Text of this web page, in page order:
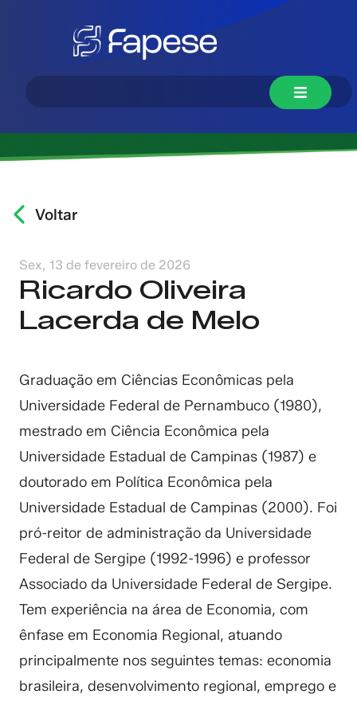
Voltar
Sex, 13 de fevereiro de 2026
Ricardo Oliveira
Lacerda de Melo
Graduação em Ciências Econômicas pela
Universidade Federal de Pernambuco (1980),
mestrado em Ciência Econômica pela
Universidade Estadual de Campinas (1987) e
doutorado em Política Econômica pela
Universidade Estadual de Campinas (2000). Foi
pró-reitor de administração da Universidade
Federal de Sergipe (1992-1996) e professor
Associado da Universidade Federal de Sergipe.
Tem experiência na área de Economia, com
ênfase em Economia Regional, atuando
principalmente nos seguintes temas: economia
brasileira, desenvolvimento regional, emprego e